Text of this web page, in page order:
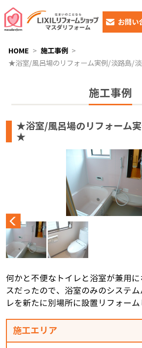
お問い
HOME
施工事例
★浴室/風呂場のリフォーム実例/淡路島/
施工事例
★浴室/風呂場のリフォーム
★
何かと不便なトイレと浴室が兼用
スだったので、浴室のみのシステ
レを新たに別場所に設置リフォーム
施工エリア